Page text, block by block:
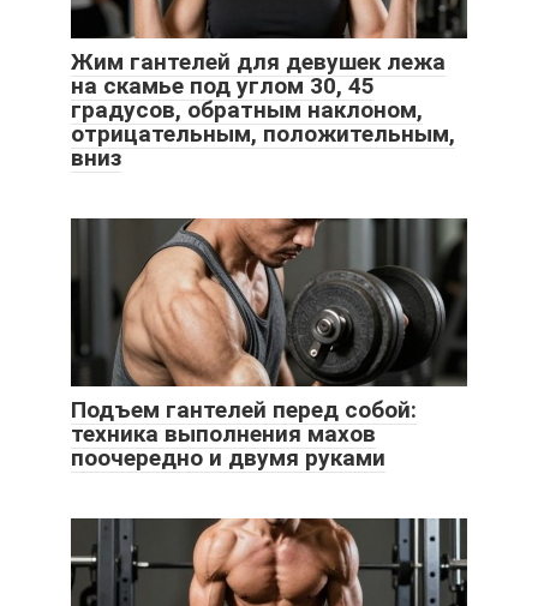
Жим гантелей для девушек лежа
на скамье под углом 30, 45
градусов, обратным наклоном,
отрицательным, положительным,
вниз
Подъем гантелей перед собой:
техника выполнения махов
поочередно и двумя руками